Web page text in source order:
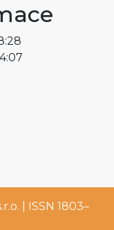
| ISSN 1803–